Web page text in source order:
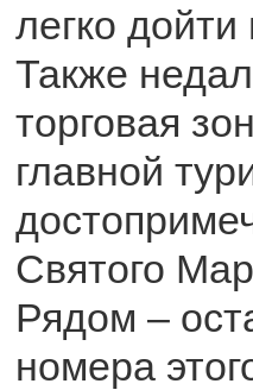
легко
Также
торговая
главной
Святого
Рядом –
номера